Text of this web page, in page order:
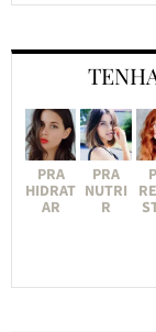
PRA
HIDRAT
AR
PRA
NUTRI
R